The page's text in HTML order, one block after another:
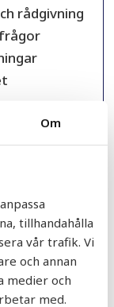
Om
tillhandahålla
vår trafik. Vi
och annan
medier och
med.
rådgivning
köpet